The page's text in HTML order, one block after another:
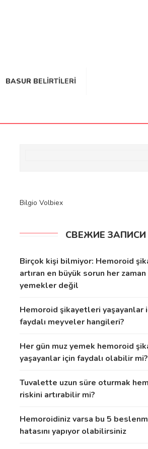
BASUR BELIRTILERI
Bilgio Volbiex
СВЕЖИЕ ЗАПИСИ
Birçok kişi bilmiyor: Hemoroid
artıran en büyük sorun her zaman
yemekler değil
Hemoroid şikayetleri yaşayanlar
faydalı meyveler hangileri?
Her gün muz yemek hemoroid
yaşayanlar için faydalı olabilir mi?
Tuvalette uzun süre oturmak
riskini artırabilir mi?
Hemoroidiniz varsa bu 5
hatasını yapıyor olabilirsiniz